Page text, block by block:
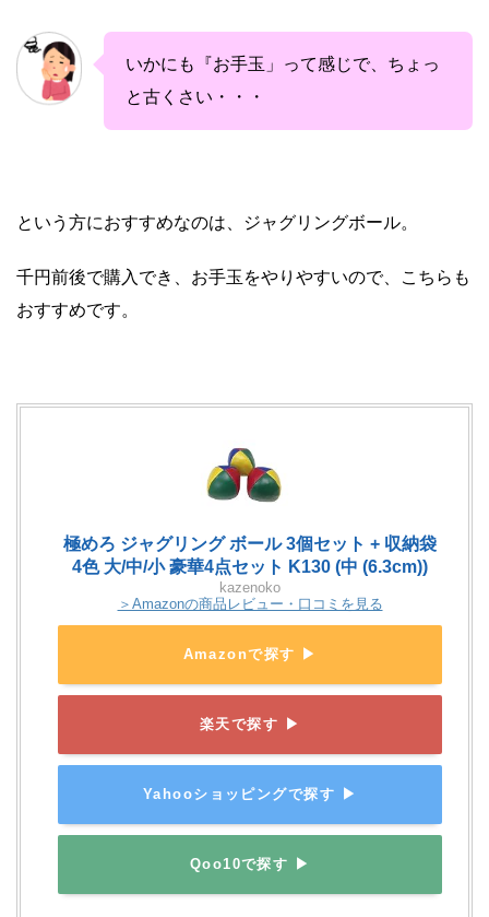
いかにも『お手玉」って感じで、ちょっ
と古くさい・・・
という方におすすめなのは、ジャグリングボール。
千円前後で購入でき、お手玉をやりやすいので、こちらも
おすすめです。
極めろ ジャグリング ボール 3個セット + 収納袋
4色 大/中/小 豪華4点セット K130 (中 (6.3cm))
kazenoko
＞Amazonの商品レビュー・口コミを見る
Amazonで探す ▶
楽天で探す ▶
Yahooショッピングで探す ▶
Qoo10で探す ▶